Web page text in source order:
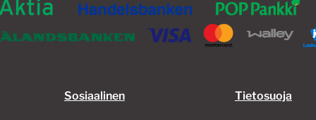
Sosiaalinen Tietosuoja